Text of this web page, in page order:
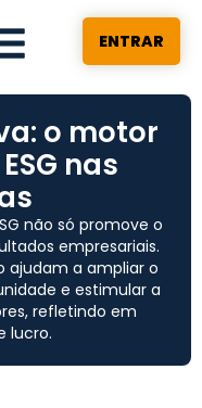
ENTRAR
o motor
nas
não só promove o
empresariais.
ajudam a ampliar o
e estimular a
refletindo em
lucro.